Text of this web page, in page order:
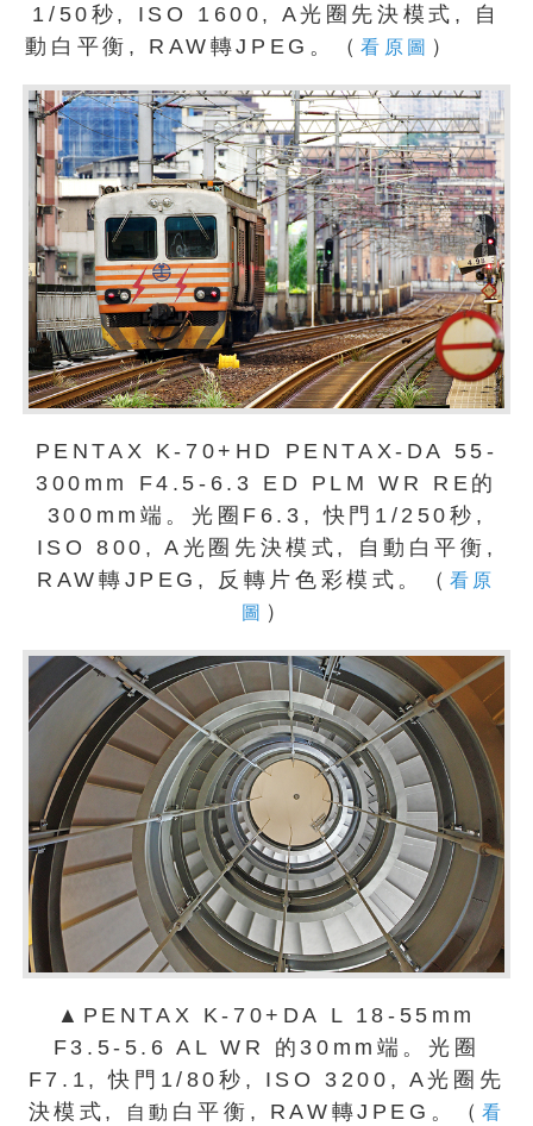
1/50秒, ISO 1600, A光圈先決模式, 自
動白平衡, RAW轉JPEG。（看原圖 ）
PENTAX K-70+HD PENTAX-DA 55-
300mm F4.5-6.3 ED PLM WR RE的
300mm端。光圈F6.3, 快門1/250秒,
ISO 800, A光圈先決模式, 自動白平衡,
RAW轉JPEG, 反轉片色彩模式。（ 看原
圖 ）
▲PENTAX K-70+DA L 18-55mm
F3.5-5.6 AL WR 的30mm端。光圈
F7.1, 快門1/80秒, ISO 3200, A光圈先
決模式,
自動 白平衡, RAW轉JPEG。（ 看